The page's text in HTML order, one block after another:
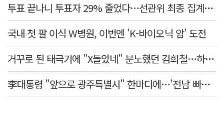
투표 끝나니 투표자 29% 줄었다…선관위 최종 집계서 수백명 '증발'
국내 첫 팔 이식 W병원, 이번엔 'K-바이오닉 암' 도전
거꾸로 된 태극기에 "X돌았네" 분노했던 김희철…하루만에 사과
李대통령 "앞으로 광주특별시" 한마디에…'전남 빠진 약칭' 논란 재점화